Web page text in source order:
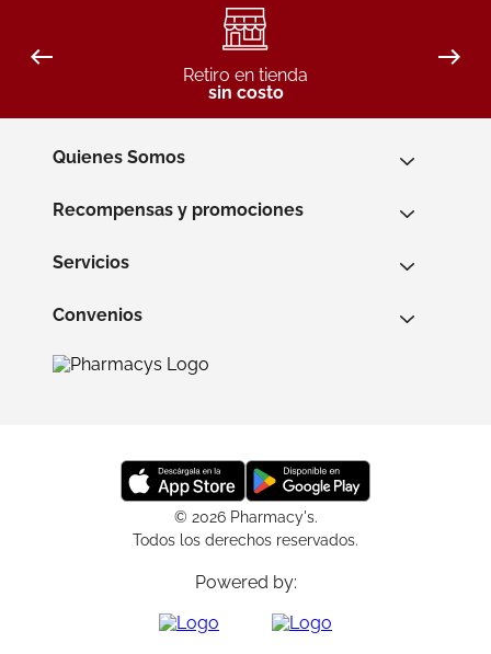
Retiro en tienda
sin costo
Quienes Somos
Recompensas y promociones
Servicios
Convenios
© 2026 Pharmacy's.
Todos los derechos reservados.
Powered by: